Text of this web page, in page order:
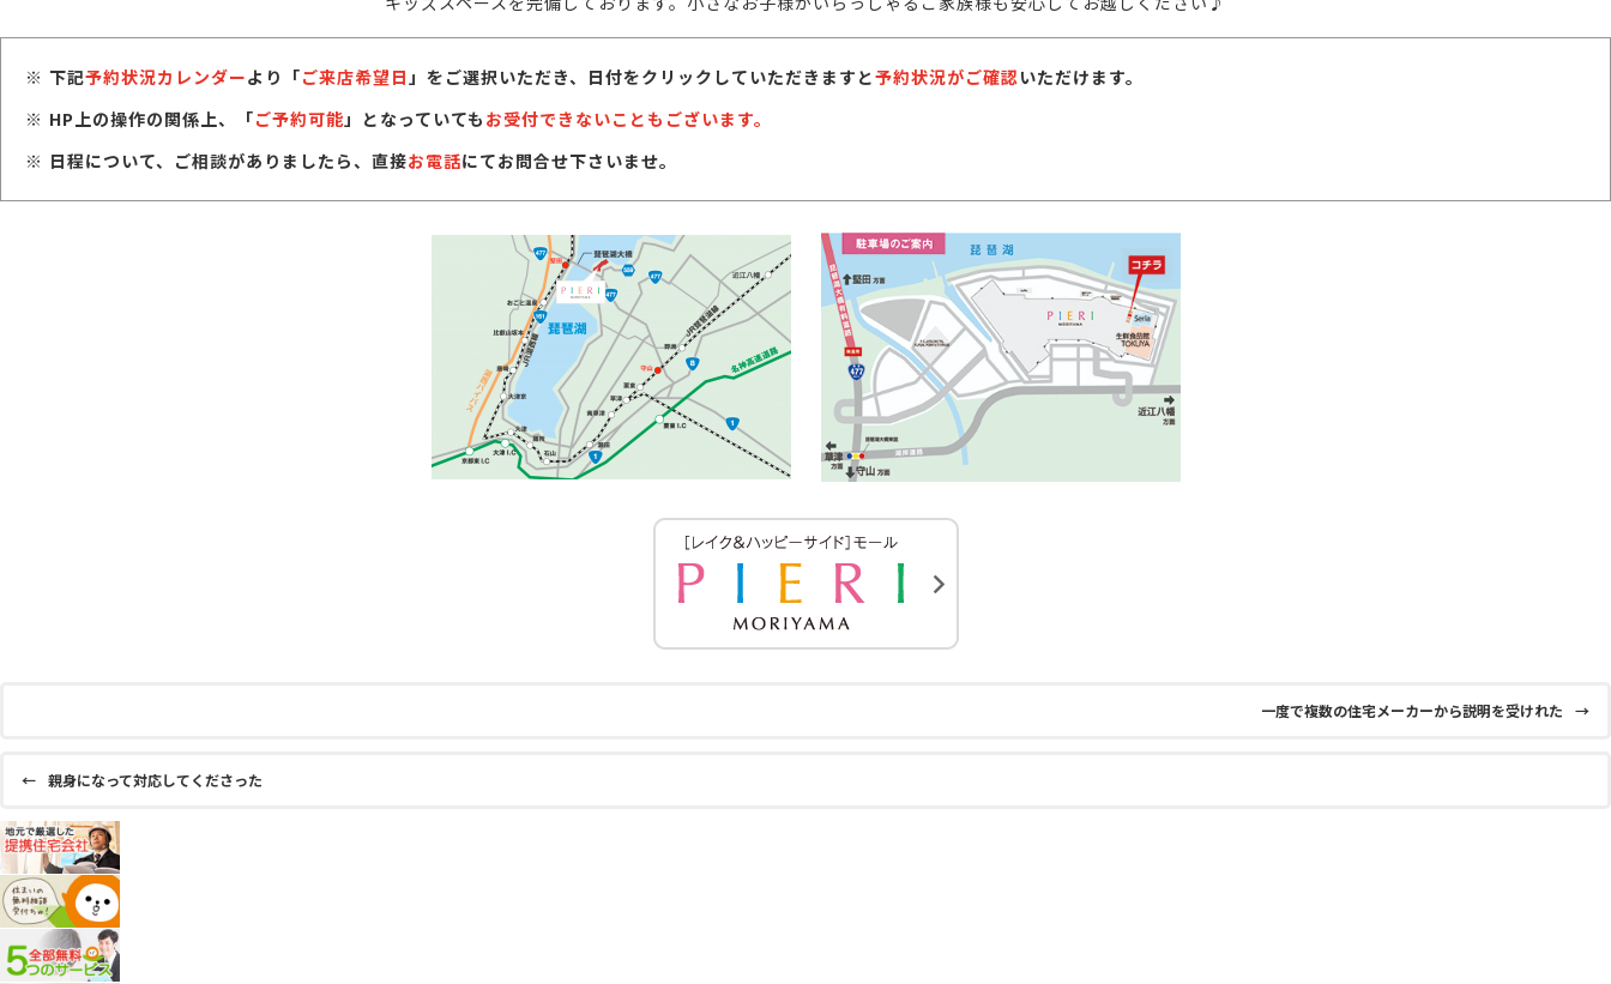
下記予約状況カレンダーより「ご来店希望日」をご選択いただき、日付をクリックしていただきますと予約状況がご確認いただけます。
HP上の操作の関係上、「ご予約可能」となっていても お受付できないこともございます。
日程について、ご相談がありましたら、直接お電話にてお問合せ下さいませ。
一度で複数の住宅メーカーから説明を受けれた →
← 親身になって対応してくださった